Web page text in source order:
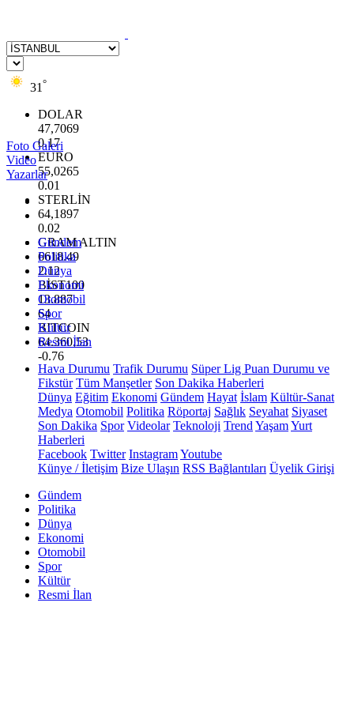
31 °
DOLAR
47,7069
0.17
EURO
55,0265
0.01
STERLİN
64,1897
0.02
GRAM ALTIN
6618.49
2.12
BİST100
13.887
64
BITCOIN
64.360,53
-0.76
Foto Galeri
Video
Yazarlar
Gündem
Politika
Dünya
Ekonomi
Otomobil
Spor
Kültür
Resmi İlan
Hava Durumu Trafik Durumu Süper Lig Puan Durumu ve
Fikstür Tüm Manşetler Son Dakika Haberleri
Dünya Eğitim Ekonomi Gündem Hayat İslam Kültür-Sanat
Medya Otomobil Politika Röportaj Sağlık Seyahat Siyaset
Son Dakika Spor Videolar Teknoloji Trend YaşamYurt
Haberleri
Facebook Twitter InstagramYoutube
Künye / İletişim Bize Ulaşın RSS Bağlantıları Üyelik Girişi
Gündem
Politika
Dünya
Ekonomi
Otomobil
Spor
Kültür
Resmi İlan